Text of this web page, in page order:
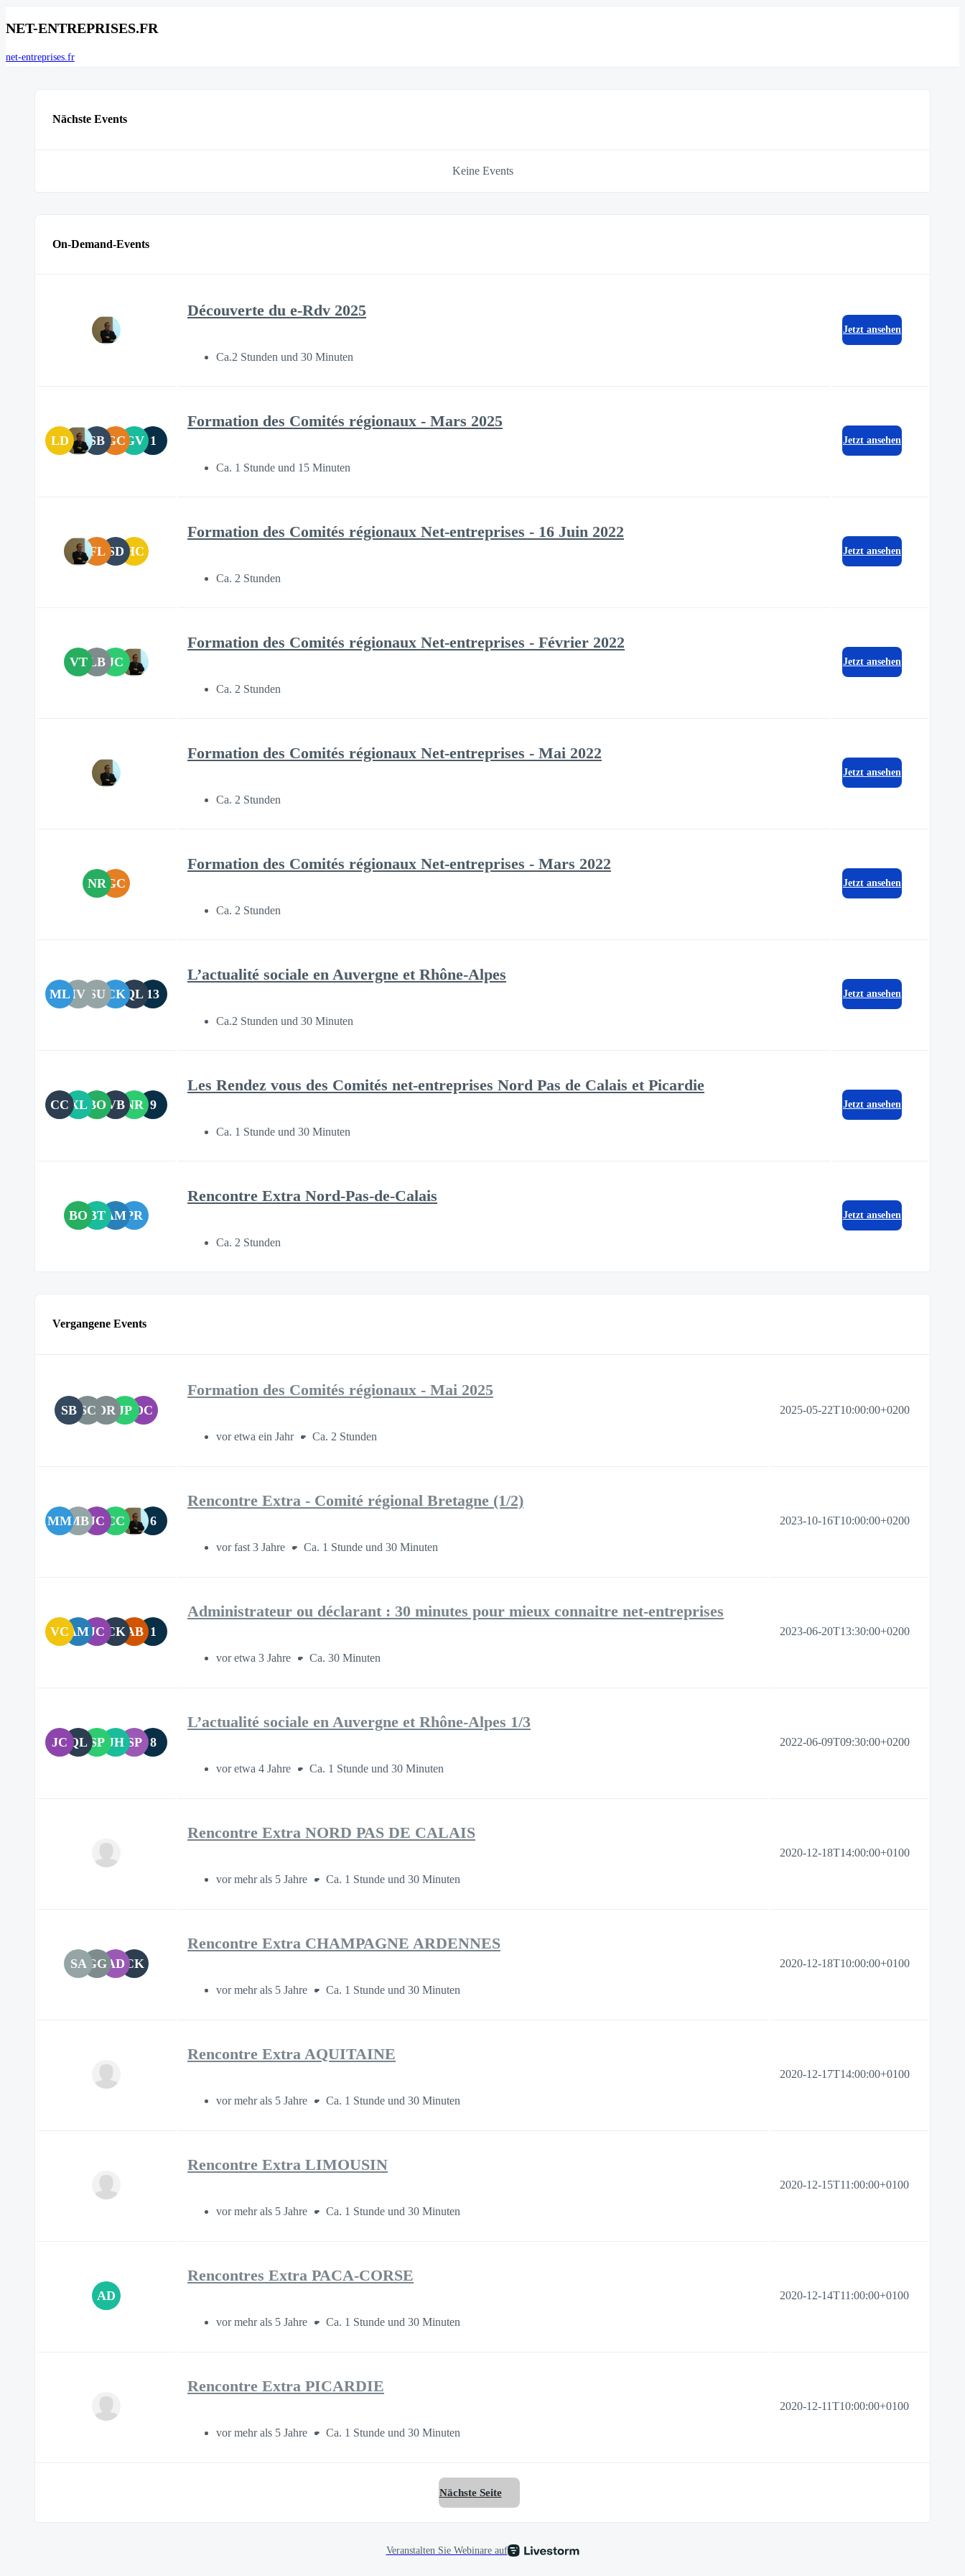
NET-ENTREPRISES.FR
net-entreprises.fr
Nächste Events
Keine Events
On-Demand-Events
Découverte du e-Rdv 2025
Ca.2 Stunden und 30 Minuten
Jetzt ansehen
LD SB GCGV 1
Formation des Comités régionaux - Mars 2025
Ca. 1 Stunde und 15 Minuten
Jetzt ansehen
FL SD HC
Formation des Comités régionaux Net-entreprises - 16 Juin 2022
Ca. 2 Stunden
Jetzt ansehen
VT LB JC
Formation des Comités régionaux Net-entreprises - Février 2022
Ca. 2 Stunden
Jetzt ansehen
Formation des Comités régionaux Net-entreprises - Mai 2022
Ca. 2 Stunden
Jetzt ansehen
NRGC
Formation des Comités régionaux Net-entreprises - Mars 2022
Ca. 2 Stunden
Jetzt ansehen
ML IV SU CKQL 13
L’actualité sociale en Auvergne et Rhône-Alpes
Ca.2 Stunden und 30 Minuten
Jetzt ansehen
CC XL BO VB NR 9
Les Rendez vous des Comités net-entreprises Nord Pas de Calais et Picardie
Ca. 1 Stunde und 30 Minuten
Jetzt ansehen
BO BTAMPR
Rencontre Extra Nord-Pas-de-Calais
Ca. 2 Stunden
Jetzt ansehen
Vergangene Events
SB SC DR JP DC
Formation des Comités régionaux - Mai 2025
vor etwa ein Jahr Ca. 2 Stunden
2025-05-22T10:00:00+0200
MMMBJC CC 6
Rencontre Extra - Comité régional Bretagne (1/2)
vor fast 3 Jahre Ca. 1 Stunde und 30 Minuten
2023-10-16T10:00:00+0200
VCAMJC CK AB 1
Administrateur ou déclarant : 30 minutes pour mieux connaitre net-entreprises
vor etwa 3 Jahre Ca. 30 Minuten
2023-06-20T13:30:00+0200
JC QL SP JH SP 8
L’actualité sociale en Auvergne et Rhône-Alpes 1/3
vor etwa 4 Jahre Ca. 1 Stunde und 30 Minuten
2022-06-09T09:30:00+0200
Rencontre Extra NORD PAS DE CALAIS
vor mehr als 5 Jahre Ca. 1 Stunde und 30 Minuten
2020-12-18T14:00:00+0100
SA GGAD CK
Rencontre Extra CHAMPAGNE ARDENNES
vor mehr als 5 Jahre Ca. 1 Stunde und 30 Minuten
2020-12-18T10:00:00+0100
Rencontre Extra AQUITAINE
vor mehr als 5 Jahre Ca. 1 Stunde und 30 Minuten
2020-12-17T14:00:00+0100
Rencontre Extra LIMOUSIN
vor mehr als 5 Jahre Ca. 1 Stunde und 30 Minuten
2020-12-15T11:00:00+0100
AD
Rencontres Extra PACA-CORSE
vor mehr als 5 Jahre Ca. 1 Stunde und 30 Minuten
2020-12-14T11:00:00+0100
Rencontre Extra PICARDIE
vor mehr als 5 Jahre Ca. 1 Stunde und 30 Minuten
2020-12-11T10:00:00+0100
Nächste Seite
Veranstalten Sie Webinare auf